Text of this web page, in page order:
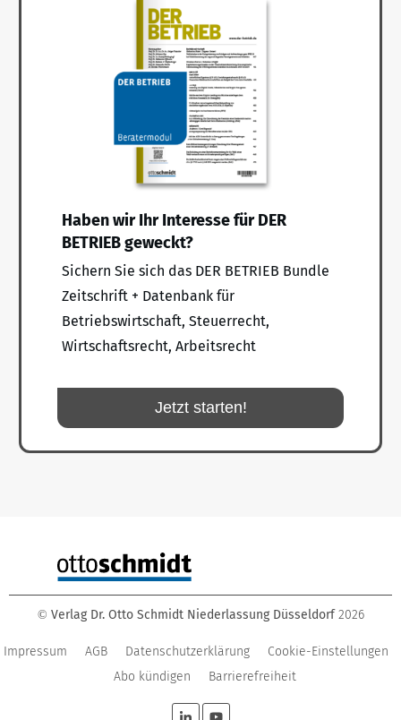
Haben wir Ihr Interesse für DER
BETRIEB geweckt?
Sichern Sie sich das DER BETRIEB Bundle
Zeitschrift + Datenbank für
Betriebswirtschaft, Steuerrecht,
Wirtschaftsrecht, Arbeitsrecht
Jetzt starten!
© Verlag Dr. Otto Schmidt Niederlassung Düsseldorf 2026
Impressum AGB Datenschutzerklärung
Cookie-Einstellungen
Abo kündigen
Barrierefreiheit